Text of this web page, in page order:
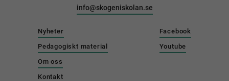
info@skogeniskolan.se
Nyheter
Pedagogiskt material
Om oss
Kontakt
Facebook
Youtube